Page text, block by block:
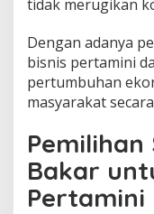
tidak merugikan
Dengan adanya
bisnis pertamini
pertumbuhan
masyarakat
Bakar
Pertamini